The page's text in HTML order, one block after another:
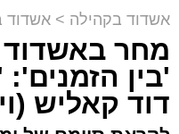
צילום: א' מיכאלי
אשדוד בקהילה > אשדוד
מחר באשדוד
'בין
דוד קאליש